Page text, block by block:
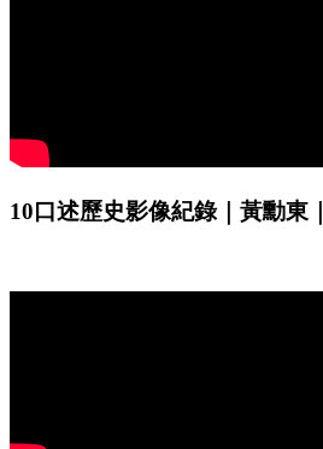
10口述歷史影像紀錄｜黃勳東｜